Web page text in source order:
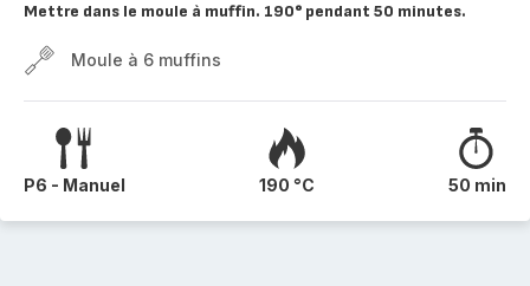
Mettre dans le moule à muffin. 190° pendant 50 minutes.
Moule à 6 muffins
P6 - Manuel 190 °C 50 min